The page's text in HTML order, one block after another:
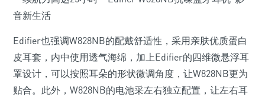
Edifier也强调W828NB的配戴舒适性，采用亲肤优质蛋白
皮耳套，内中使用透气海绵，加上Edifier的四维微悬浮耳
罩设计，可以按照耳朵的形状微调角度，让W828NB更为
贴合。此外，W828NB的电池采左右独立配置，让左右耳